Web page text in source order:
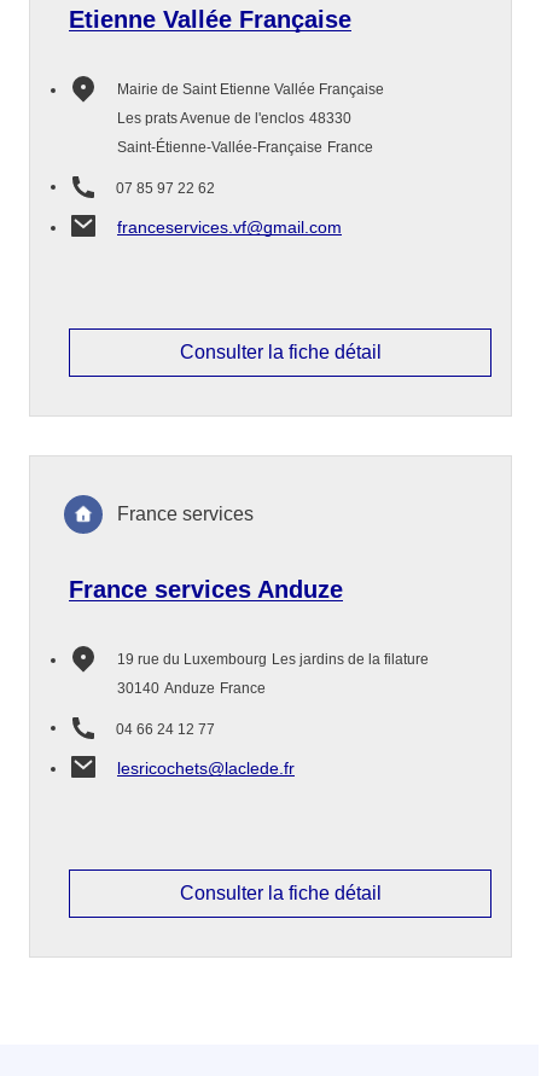
Etienne Vallée Française
Mairie de Saint Etienne Vallée Française
Les prats Avenue de l'enclos 48330
Saint-Étienne-Vallée-Française France
07 85 97 22 62
franceservices.vf@gmail.com
Consulter la fiche détail
France services Anduze
19 rue du Luxembourg Les jardins de la filature
30140 Anduze France
04 66 24 12 77
lesricochets@laclede.fr
France services
Consulter la fiche détail